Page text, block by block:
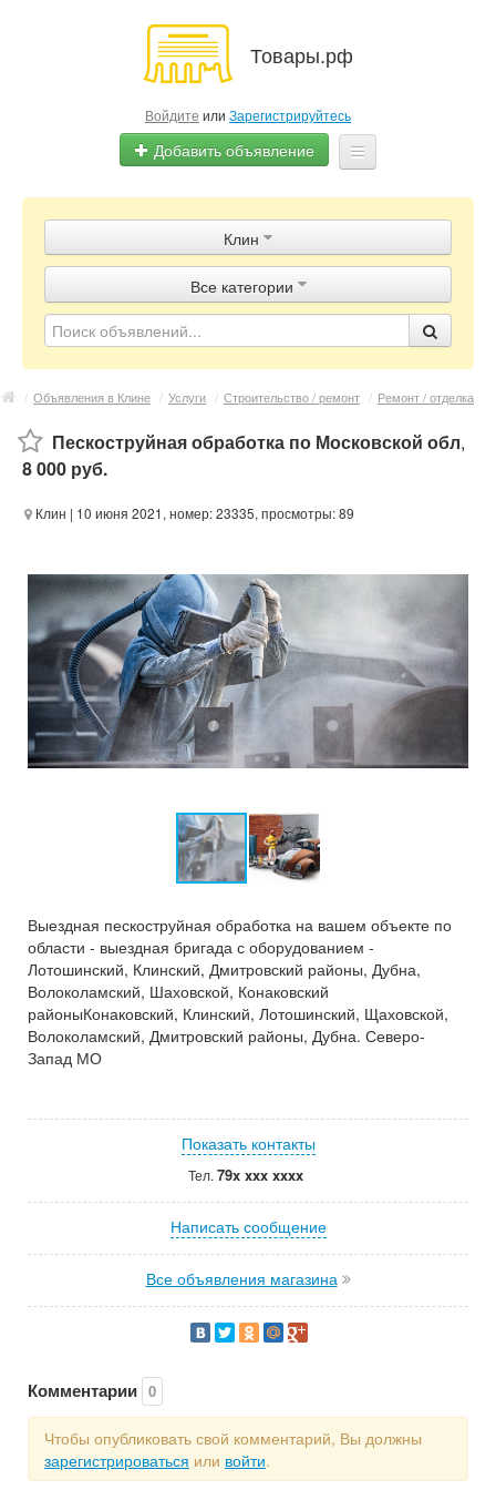
Товары.рф
Войдите или Зарегистрируйтесь
Добавить объявление
Объявления
Магазины
Контакты
Клин
Все категории
/ Объявления в Клине / Услуги / Строительство / ремонт / Ремонт / отделка
Пескоструйная обработка по Московской обл,
8 000 руб.
Клин | 10 июня 2021, номер: 23335, просмотры: 89
Выездная пескоструйная обработка на вашем объекте по
области - выездная бригада с оборудованием -
Лотошинский, Клинский, Дмитровский районы, Дубна,
Волоколамский, Шаховской, Конаковский
районыКонаковский, Клинский, Лотошинский, Щаховской,
Волоколамский, Дмитровский районы, Дубна. Северо-
Запад МО
Показать контакты
Тел. 79x xxx xxxx
Написать сообщение
Все объявления магазина
Комментарии 0
Чтобы опубликовать свой комментарий, Вы должны
зарегистрироваться или войти.